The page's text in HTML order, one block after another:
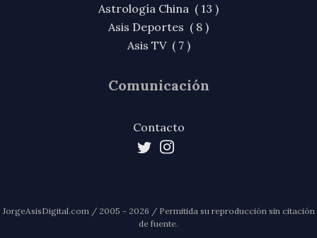
Astrología China ( 13 )
Asis Deportes ( 8 )
Asis TV ( 7 )
Comunicación
Contacto
JorgeAsisDigital.com / 2005 - 2026 / Permitida su reproducción sin citación
de fuente.